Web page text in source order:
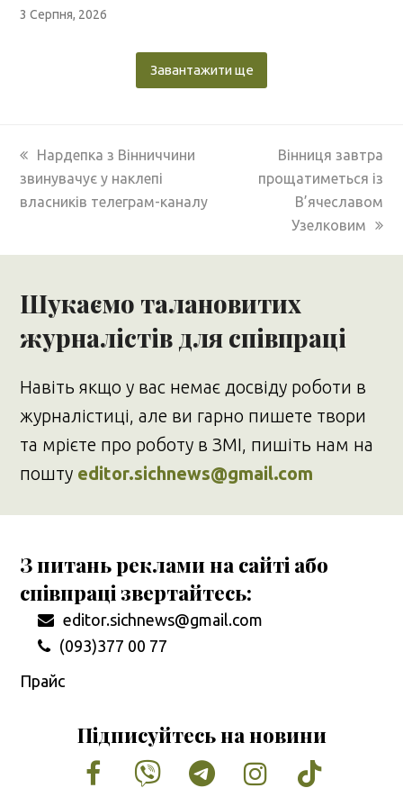
3 Серпня, 2026
Завантажити ще
previous
post:
Нардепка з Вінниччини
звинувачує у наклепі
власників телеграм-каналу
next
post:
Вінниця завтра
прощатиметься із
В’ячеславом
Узелковим
Шукаємо талановитих
журналістів для співпраці
Навіть якщо у вас немає досвіду роботи в
журналістиці, але ви гарно пишете твори
та мрієте про роботу в ЗМІ, пишіть нам на
пошту editor.sichnews@gmail.com
З питань реклами на сайті або
співпраці звертайтесь:
editor.sichnews@gmail.com
(093)377 00 77
Прайс
Підписуйтесь на новини
Facebook
VimeoTumblrInstagram
Tiktok